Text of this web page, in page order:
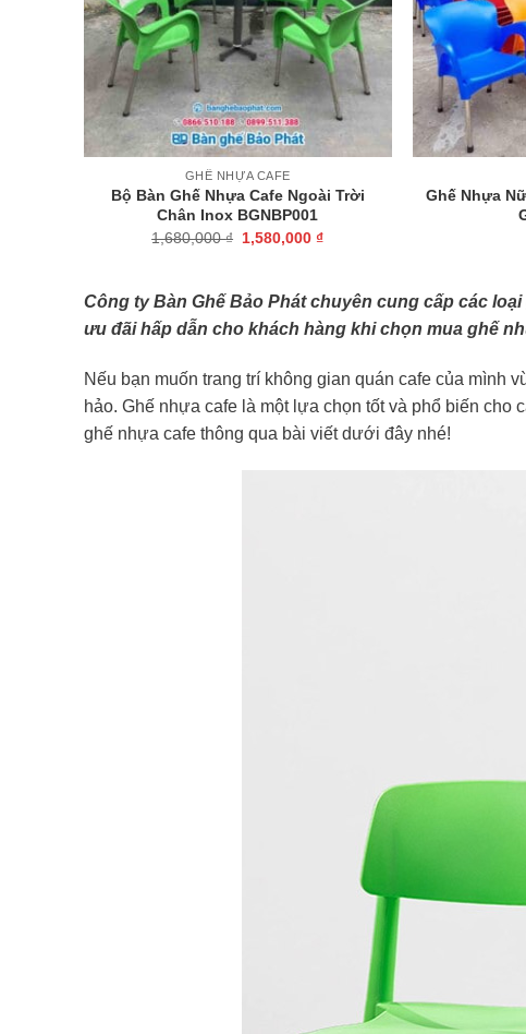
GHẾ NHỰA CAFE
Bộ Bàn Ghế Nhựa Cafe Ngoài Trời
Chân Inox BGNBP001
1,680,000₫ Giá
gốc
1,580,000 ₫Giá
1,580,000 ₫.
+
Ghế Nhựa
Công ty Bàn Ghế Bảo Phát chuyên cung cấp các
ưu đãi hấp dẫn cho khách hàng khi chọn mua ghế
Nếu bạn muốn trang trí không gian quán cafe của mình
hảo. Ghế nhựa cafe là một lựa chọn tốt và phổ biến cho
ghế nhựa cafe thông qua bài viết dưới đây nhé!